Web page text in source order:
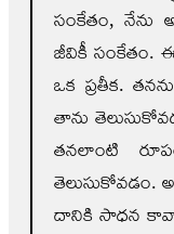
సంకేతం, నేను
జీవికీ సంకేతం. ఈ
ఒక ప్రతీక.
తాను
తనలాంటి
తెలుసుకోవడం.
దానికి సాధన